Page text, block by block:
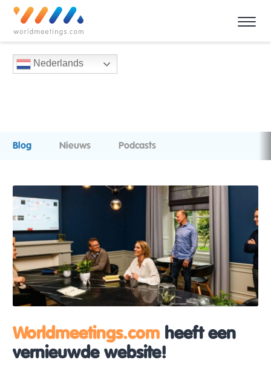
Nederlands
Blog Nieuws Podcasts
Worldmeetings.com heeft een
vernieuwde website!